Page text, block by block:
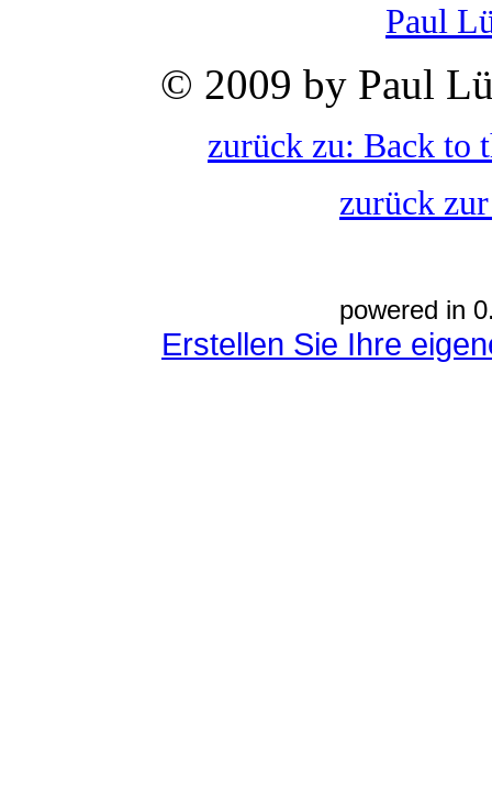
Paul
© 2009 by Paul
zurück zu: Back to
zurück
powered in
Erstellen Sie Ihre